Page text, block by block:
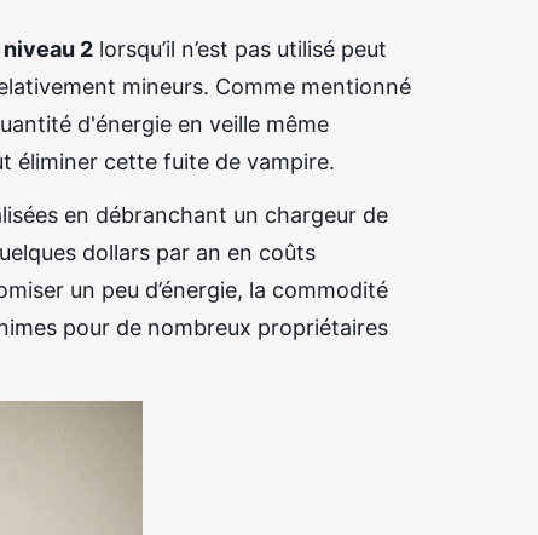
2 lorsqu’il n’est pas utilisé peut
mineurs. Comme mentionné
d'énergie en veille même
éliminer cette fuite de vampire.
en débranchant un chargeur de
dollars par an en coûts
un peu d’énergie, la commodité
pour de nombreux propriétaires